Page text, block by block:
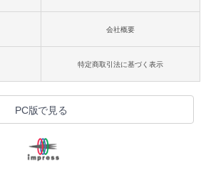
会社概要
特定商取引法に基づく表示
PC版で見る